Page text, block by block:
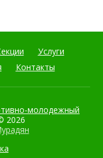
Услуги
Контакты
молодежный
2026